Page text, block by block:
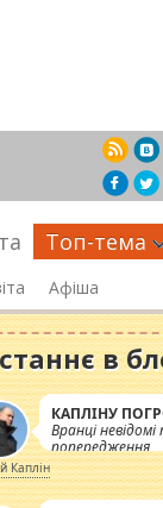
Топ-тема
Афіша
в
КАПЛІНУ
Вранці
попередження
Каплін